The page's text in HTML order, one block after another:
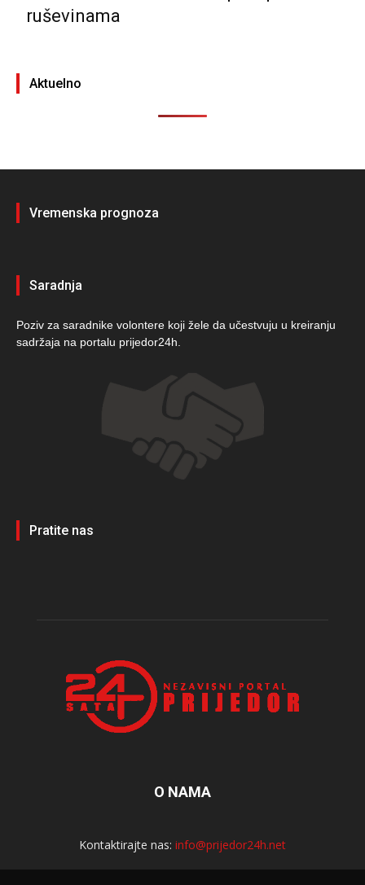
ruševinama
Aktuelno
Vremenska prognoza
Saradnja
Poziv za saradnike volontere koji žele da učestvuju u kreiranju
sadržaja na portalu prijedor24h.
Pratite nas
O NAMA
Kontaktirajte nas: info@prijedor24h.net